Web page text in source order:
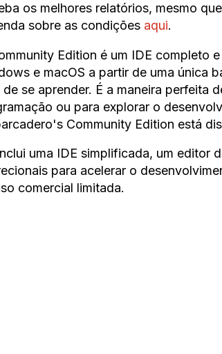
os melhores relatórios, mesmo
sobre as condições aqui.
Edition é um IDE completo
e macOS a partir de uma única
se aprender. É a maneira perfeita
ou para explorar o
Community Edition está
uma IDE simplificada, um editor
para acelerar o
comercial limitada.